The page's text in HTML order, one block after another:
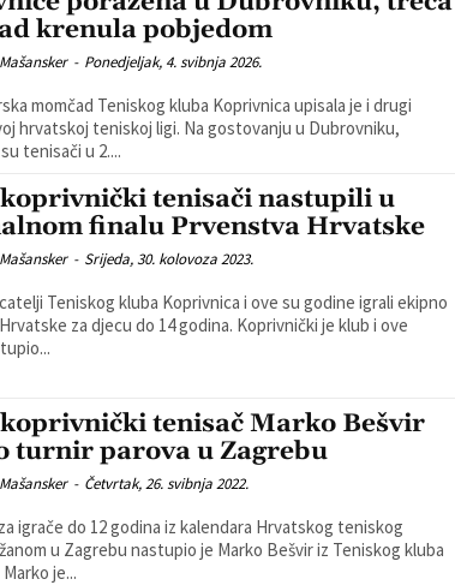
krenula pobjedom
- Ponedjeljak, 4. svibnja 2026.
momčad Teniskog kluba Koprivnica upisala je i drugi
teniskoj ligi. Na gostovanju u Dubrovniku,
tenisači u 2....
tenisači nastupili u
finalu Prvenstva Hrvatske
- Srijeda, 30. kolovoza 2023.
Teniskog kluba Koprivnica i ove su godine igrali ekipno
za djecu do 14 godina. Koprivnički je klub i ove
tenisač Marko Bešvir
turnir parova u Zagrebu
- Četvrtak, 26. svibnja 2022.
igrače do 12 godina iz kalendara Hrvatskog teniskog
u Zagrebu nastupio je Marko Bešvir iz Teniskog kluba
Koprivnica. Marko je...